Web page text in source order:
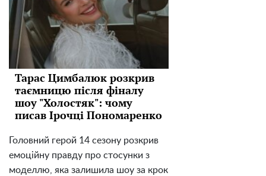
Тарас Цимбалюк розкрив
таємницю після фіналу
шоу "Холостяк": чому
писав Ірочці Пономаренко
Головний герой 14 сезону розкрив
емоційну правду про стосунки з
моделлю, яка залишила шоу за крок